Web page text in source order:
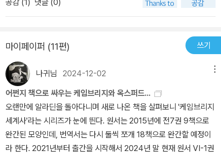
공감 (1) 댓글 (0)
마이페이퍼 (11편) 쓰기
나귀님 2024-12-02
어쩐지 책으로 싸우는 케임브리지와 옥스퍼드...
오랜만에 알라딘을 돌아다니며 새로 나온 책을 살펴보니 '케임브리지
세계사'라는 시리즈가 눈에 띈다. 원서는 2015년에 전7권 9책으로
완간된 모양인데, 번역서는 다시 둘씩 쪼개 18책으로 완간할 예정이
라 한다. 2021년부터 출간을 시작해서 2024년 말 현재 원서 VI-1권